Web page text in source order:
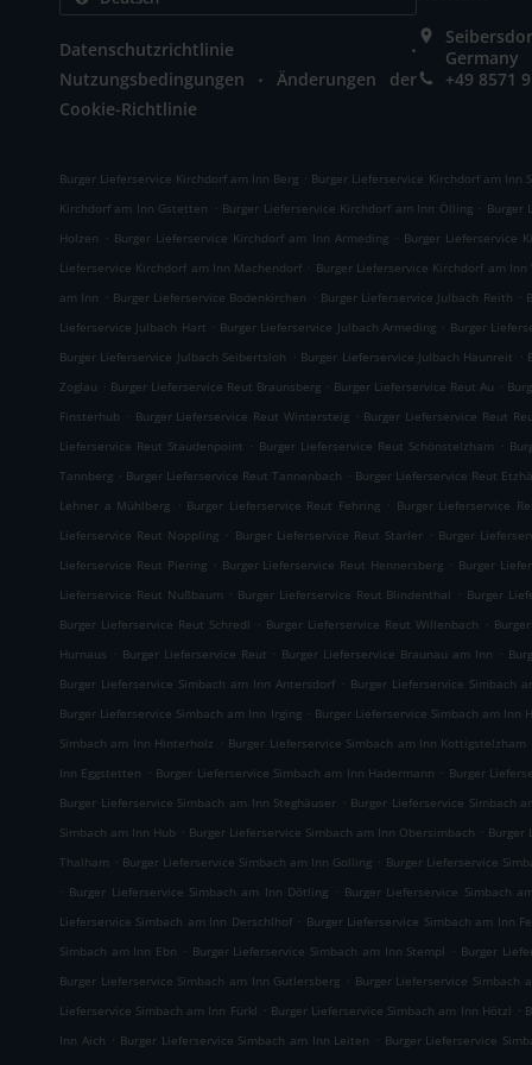
Datenschutzrichtlinie .
Nutzungsbedingungen .
Änderungen der
Cookie-Richtlinie
Germany
+49 8571
Burger Lieferservice Kirchdorf am Inn Berg . Burger Lieferservice Kirchdorf am Inn
Kirchdorf am Inn Gstetten . Burger Lieferservice Kirchdorf am Inn Ölling . Burger
Holzen . Burger Lieferservice Kirchdorf am Inn Armeding . Burger Lieferservice
Lieferservice Kirchdorf am Inn Machendorf . Burger Lieferservice Kirchdorf am Inn
am Inn . Burger Lieferservice Bodenkirchen . Burger Lieferservice Julbach Reith .
Lieferservice Julbach Hart . Burger Lieferservice Julbach Armeding . Burger
Burger Lieferservice Julbach Seibertsloh . Burger Lieferservice Julbach Haunreit .
Zoglau . Burger Lieferservice Reut Braunsberg . Burger Lieferservice Reut Au .
Finsterhub . Burger Lieferservice Reut Wintersteig . Burger Lieferservice Reut
Lieferservice Reut Staudenpoint . Burger Lieferservice Reut Schönstelzham .
Tannberg . Burger Lieferservice Reut Tannenbach . Burger Lieferservice Reut
Lehner a Mühlberg . Burger Lieferservice Reut Fehring . Burger Lieferservice
Lieferservice Reut Noppling . Burger Lieferservice Reut Starler . Burger
Lieferservice Reut Piering . Burger Lieferservice Reut Hennersberg . Burger
Lieferservice Reut Nußbaum . Burger Lieferservice Reut Blindenthal . Burger
Burger Lieferservice Reut Schredl . Burger Lieferservice Reut Willenbach .
Hurnaus . Burger Lieferservice Reut . Burger Lieferservice Braunau am Inn .
Burger Lieferservice Simbach am Inn Antersdorf . Burger Lieferservice Simbach
Burger Lieferservice Simbach am Inn Irging . Burger Lieferservice Simbach am Inn
Simbach am Inn Hinterholz . Burger Lieferservice Simbach am Inn Kottigstelzham
Inn Eggstetten . Burger Lieferservice Simbach am Inn Hadermann . Burger
Burger Lieferservice Simbach am Inn Steghäuser . Burger Lieferservice Simbach
Simbach am Inn Hub . Burger Lieferservice Simbach am Inn Obersimbach . Burger
Thalham . Burger Lieferservice Simbach am Inn Golling . Burger Lieferservice
. Burger Lieferservice Simbach am Inn Dötling . Burger Lieferservice Simbach
Lieferservice Simbach am Inn Derschlhof . Burger Lieferservice Simbach am Inn
Simbach am Inn Ebn . Burger Lieferservice Simbach am Inn Stempl . Burger
Burger Lieferservice Simbach am Inn Gutlersberg . Burger Lieferservice Simbach
Lieferservice Simbach am Inn Fürkl . Burger Lieferservice Simbach am Inn Hötzl .
Inn Aich . Burger Lieferservice Simbach am Inn Leiten . Burger Lieferservice